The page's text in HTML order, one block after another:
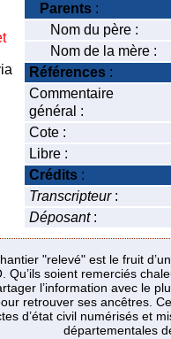
Parents :
Nom du père :
Nom de la mère :
Références :
Commentaire
général :
Cote :
Libre :
Crédits :
Transcripteur:
Déposant:
"relevé" est le fruit
Qu’ils soient remerciés
l’information avec le
retrouver ses ancêtres.
d’état civil numérisés et
départementales